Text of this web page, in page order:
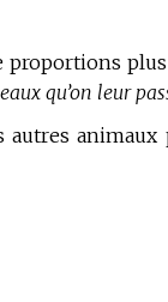
proportions
qu’on leur
animaux